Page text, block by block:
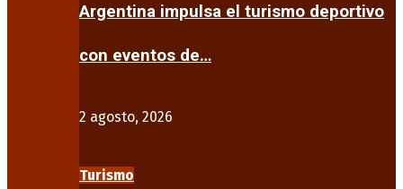
Argentina impulsa el turismo deportivo
con eventos de…
2 agosto, 2026
Turismo